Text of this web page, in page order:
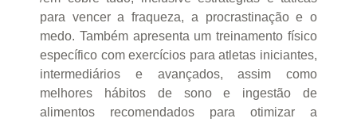
para vencer a fraqueza, a procrastinação e o
medo. Também apresenta um treinamento físico
específico com exercícios para atletas iniciantes,
intermediários e avançados, assim como
melhores hábitos de sono e ingestão de
alimentos recomendados para otimizar a